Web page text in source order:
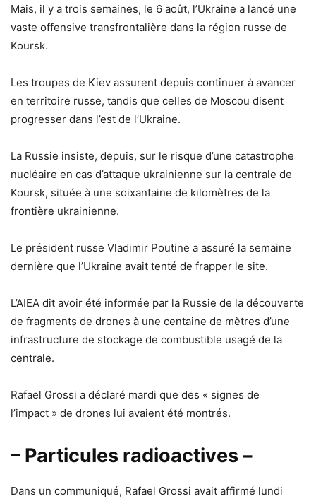
Mais, il y a trois semaines, le 6 août, l’Ukraine a lancé une
vaste offensive transfrontalière dans la région russe de
Koursk.
Les troupes de Kiev assurent depuis continuer à avancer
en territoire russe, tandis que celles de Moscou disent
progresser dans l’est de l’Ukraine.
La Russie insiste, depuis, sur le risque d’une catastrophe
nucléaire en cas d’attaque ukrainienne sur la centrale de
Koursk, située à une soixantaine de kilomètres de la
frontière ukrainienne.
Le président russe Vladimir Poutine a assuré la semaine
dernière que l’Ukraine avait tenté de frapper le site.
L’AIEA dit avoir été informée par la Russie de la découverte
de fragments de drones à une centaine de mètres d’une
infrastructure de stockage de combustible usagé de la
centrale.
Rafael Grossi a déclaré mardi que des « signes de
l’impact » de drones lui avaient été montrés.
– Particules radioactives –
Dans un communiqué, Rafael Grossi avait affirmé lundi